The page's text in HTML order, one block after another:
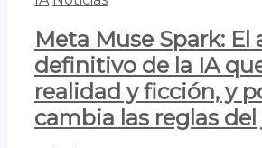
Meta Muse Spark: El
definitivo de la IA
realidad y ficción, y
cambia las reglas